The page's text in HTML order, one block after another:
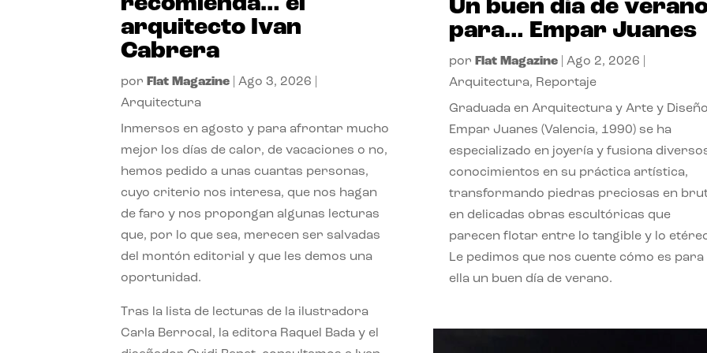
arquitecto Ivan
Cabrera
por Flat Magazine |Ago 3, 2026
Arquitectura
Inmersos en agosto y para afrontar mucho
mejor los días de calor, de vacaciones o no,
hemos pedido a unas cuantas personas,
cuyo criterio nos interesa, que nos hagan
de faro y nos propongan algunas lecturas
que, por lo que sea, merecen ser salvadas
del montón editorial y que les demos una
oportunidad.
Tras la lista de lecturas de la ilustradora
Carla Berrocal, la editora Raquel Bada y el
Un buen día de
para… Empar Juanes
por Flat Magazine| Ago 2, 2026
Arquitectura, Reportaje
Graduada en Arquitectura y Arte y
Empar Juanes (Valencia, 1990) se ha
especializado en joyería y fusiona
conocimientos en su práctica artística,
transformando piedras preciosas en
en delicadas obras escultóricas que
parecen flotar entre lo tangible y lo
Le pedimos que nos cuente cómo es para
ella un buen día de verano.